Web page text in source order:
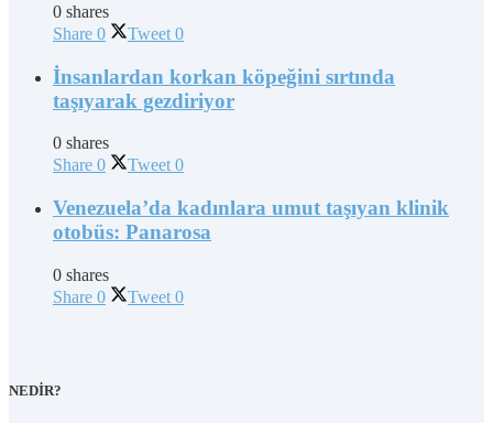
0 shares
Share 0 Tweet 0
İnsanlardan korkan köpeğini sırtında
taşıyarak gezdiriyor
0 shares
Share 0 Tweet 0
Venezuela’da kadınlara umut taşıyan klinik
otobüs: Panarosa
0 shares
Share 0 Tweet 0
NEDİR?